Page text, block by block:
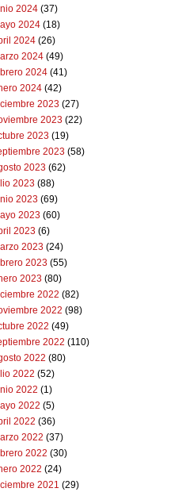
2024 (37)
2024 (18)
2024 (26)
2024 (49)
2024 (41)
2024 (42)
2023 (27)
2023 (22)
2023 (19)
2023 (58)
2023 (62)
2023 (88)
2023 (69)
2023 (60)
2023 (6)
2023 (24)
2023 (55)
2023 (80)
2022 (82)
2022 (98)
2022 (49)
2022 (110)
2022 (80)
2022 (52)
2022 (1)
2022 (5)
2022 (36)
2022 (37)
2022 (30)
2022 (24)
2021 (29)